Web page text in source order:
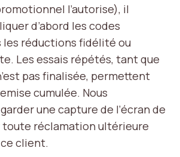
l’autorise), il
d’abord les codes
les réductions fidélité ou
Les essais répétés, tant que
pas finalisée, permettent
cumulée. Nous
une capture de l’écran de
toute réclamation ultérieure
client.